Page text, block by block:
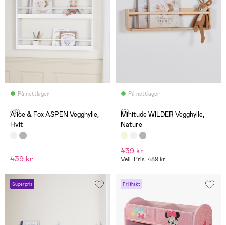
På nettlager
(12)
Alice & Fox ASPEN Vegghylle,
Hvit
439 kr
På nettlager
(5)
Minitude WILDER Vegghylle,
Nature
439 kr
Veil. Pris: 489 kr
Superpris Fri frakt